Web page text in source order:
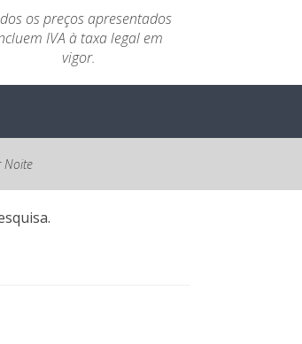
os preços apresentados
IVA à taxa legal em
vigor.
Noite